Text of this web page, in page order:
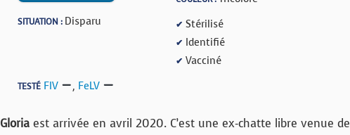
SITUATION : Disparu ✔ Stérilisé
✔ Identifié
✔ Vacciné
TESTÉ FIV , FeLV
Gloria est arrivée en avril 2020. C’est une ex-chatte libre venue de